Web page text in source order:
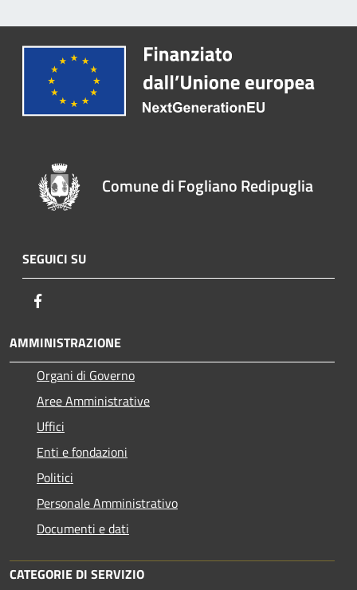
Comune di Fogliano Redipuglia
SEGUICI SU
AMMINISTRAZIONE
Organi di Governo
Aree Amministrative
Uffici
Enti e fondazioni
Politici
Personale Amministrativo
Documenti e dati
CATEGORIE DI SERVIZIO